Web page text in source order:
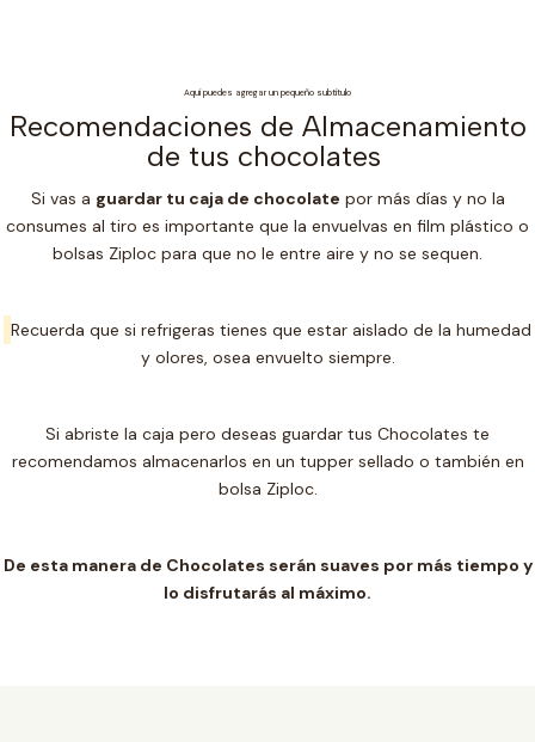
Aquí puedes agregar un pequeño subtítulo
Recomendaciones de Almacenamiento
de tus chocolates
Si vas a guardar tu caja de chocolate por más días y no la
consumes al tiro es importante que la envuelvas en film plástico o
bolsas Ziploc para que no le entre aire y no se sequen.
Recuerda que si refrigeras tienes que estar aislado de la humedad
y olores, osea envuelto siempre.
Si abriste la caja pero deseas guardar tus Chocolates te
recomendamos almacenarlos en un tupper sellado o también en
bolsa Ziploc.
De esta manera de Chocolates serán suaves por más tiempo y
lo disfrutarás al máximo.